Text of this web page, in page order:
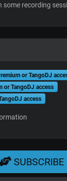
some recording
or TangoDJ
or TangoDJ access
access
SUBSCRIBE